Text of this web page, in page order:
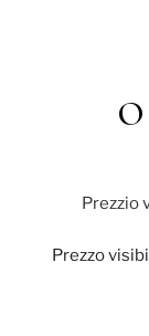
Prezzio
Prezzo